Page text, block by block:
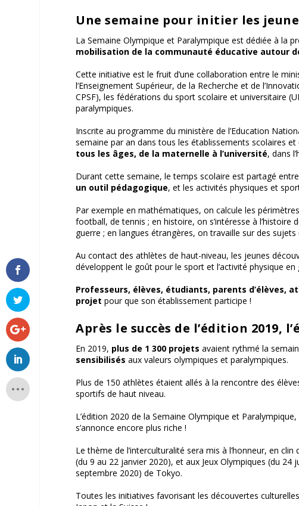
Une semaine pour initier les
La Semaine Olympique et Paralympique est dédiée à la
mobilisation de la communauté éducative autour
Cette initiative est le fruit d’une collaboration entre le
l’Enseignement Supérieur, de la Recherche et de
CPSF), les fédérations du sport scolaire et universitaire
paralympiques.
Inscrite au programme du ministère de l’Education
semaine par an dans tous les établissements scolaires et
tous les âges, de la maternelle à l’université, dans
Durant cette semaine, le temps scolaire est partagé
un outil pédagogique, et les activités physiques et
Par exemple en mathématiques, on calcule les
football, de tennis ; en histoire, on s’intéresse à l’histoire
guerre ; en langues étrangères, on travaille sur des
Au contact des athlètes de haut-niveau, les jeunes
développent le goût pour le sport et l’activité physique en
Professeurs, élèves, étudiants, parents d’élèves,
projet pour que son établissement participe !
Après le succès de l’édition 2019,
En 2019, plus de 1 300 projets avaient rythmé la
sensibilisés aux valeurs olympiques et paralympiques.
Plus de 150 athlètes étaient allés à la rencontre des
sportifs de haut niveau.
L’édition 2020 de la Semaine Olympique et
s’annonce encore plus riche !
Le thème de l’interculturalité sera mis à l’honneur, en clin
(du 9 au 22 janvier 2020), et aux Jeux Olympiques (du
septembre 2020) de Tokyo.
Toutes les initiatives favorisant les découvertes